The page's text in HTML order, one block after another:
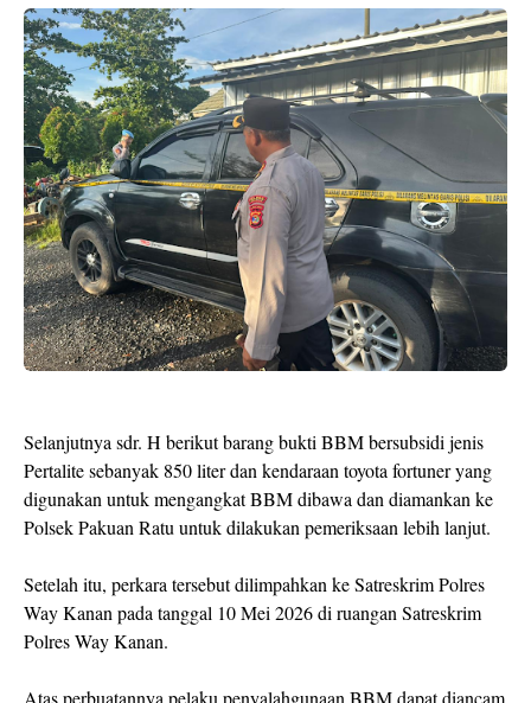
Selanjutnya sdr. H berikut barang bukti BBM bersubsidi jenis
Pertalite sebanyak 850 liter dan kendaraan toyota fortuner yang
digunakan untuk mengangkat BBM dibawa dan diamankan ke
Polsek Pakuan Ratu untuk dilakukan pemeriksaan lebih lanjut.
Setelah itu, perkara tersebut dilimpahkan ke Satreskrim Polres
Way Kanan pada tanggal 10 Mei 2026 di ruangan Satreskrim
Polres Way Kanan.
Atas perbuatannya pelaku penyalahgunaan BBM dapat diancam